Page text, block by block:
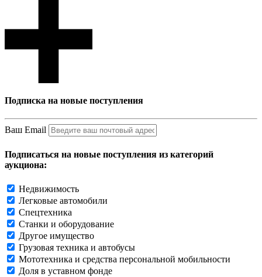
Подписка на новые поступления
Ваш Email
Подписаться на новые поступления из категорий
аукциона:
Недвижимость
Легковые автомобили
Спецтехника
Станки и оборудование
Другое имущество
Грузовая техника и автобусы
Мототехника и средства персональной мобильности
Доля в уставном фонде